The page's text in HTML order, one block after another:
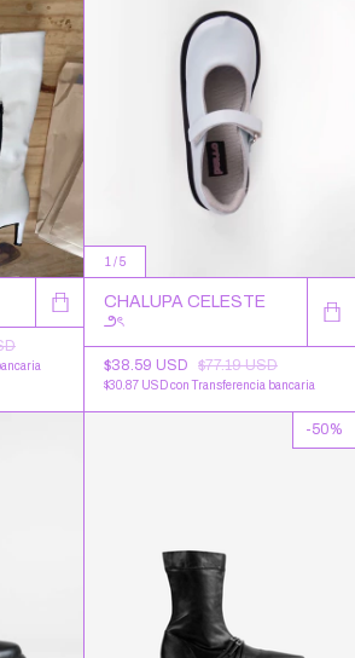
1 /5
CHALUPA CELESTE
౨ৎ
$38.59 USD $77.19 USD
$30.87 USDcon Transferencia bancaria
-50%